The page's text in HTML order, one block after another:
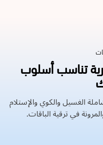
تناسب أسلوب
الغسيل والكوي والإستلام
في ترقية الباقات.